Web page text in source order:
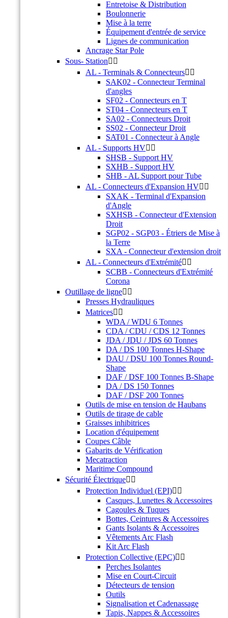
Entretoise & Distribution
Boulonnerie
Mise à la terre
Équipement d'entrée de service
Lignes de communication
Ancrage Star Pole
Sous- Station 
AL - Terminals & Connecteurs 
SAK02 - Connecteur Terminal
d'angles
SF02 - Connecteurs en T
ST04 - Connecteurs en T
SA02 - Connecteurs Droit
SS02 - Connecteur Droit
SAT01 - Connecteur à Angle
AL - Supports HV 
SHSB - Support HV
SXHB - Support HV
SHB - AL Support pour Tube
AL - Connecteurs d'Expansion HV 
SXAK - Terminal d'Expansion
d'Angle
SXHSB - Connecteur d'Extension
Droit
SGP02 - SGP03 - Étriers de Mise à
la Terre
SXA - Connecteur d'extension droit
AL - Connecteurs d'Extrémité 
SCBB - Connecteurs d'Extrémité
Corona
Outillage de ligne 
Presses Hydrauliques
Matrices 
WDA / WDU 6 Tonnes
CDA / CDU / CDS 12 Tonnes
JDA / JDU / JDS 60 Tonnes
DA / DS 100 Tonnes H-Shape
DAU / DSU 100 Tonnes Round-
Shape
DAF / DSF 100 Tonnes B-Shape
DA / DS 150 Tonnes
DAF / DSF 200 Tonnes
Outils de mise en tension de Haubans
Outils de tirage de cable
Graisses inhibitrices
Location d'équipement
Coupes Câble
Gabarits de Vérification
Mecatraction
Maritime Compound
Sécurité Électrique 
Protection Individuel (EPI) 
Casques, Lunettes & Accessoires
Cagoules & Tuques
Bottes, Ceintures & Accessoires
Gants Isolants & Accessoires
Vêtements Arc Flash
Kit Arc Flash
Protection Collective (EPC) 
Perches Isolantes
Mise en Court-Circuit
Détecteurs de tension
Outils
Signalisation et Cadenassage
Tapis, Nappes & Accessoires